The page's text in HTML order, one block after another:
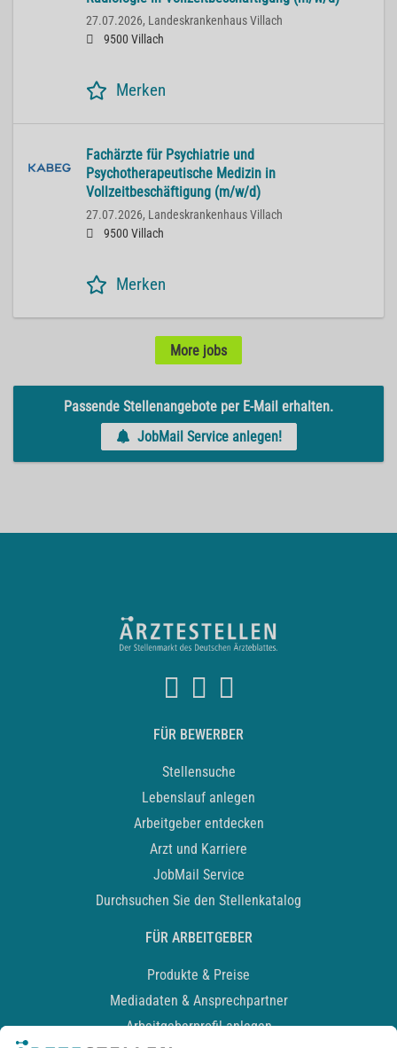
27.07.2026, Landeskrankenhaus Villach
9500 Villach
Merken
Fachärzte für Psychiatrie und
Psychotherapeutische Medizin in
Vollzeitbeschäftigung (m/w/d)
27.07.2026, Landeskrankenhaus Villach
9500 Villach
Merken
More jobs
Passende Stellenangebote per E-Mail erhalten.
JobMail Service anlegen!
FÜR BEWERBER
Stellensuche
Lebenslauf anlegen
Arbeitgeber entdecken
Arzt und Karriere
JobMail Service
Durchsuchen Sie den Stellenkatalog
FÜR ARBEITGEBER
Produkte & Preise
Mediadaten & Ansprechpartner
Arbeitgeberprofil anlegen